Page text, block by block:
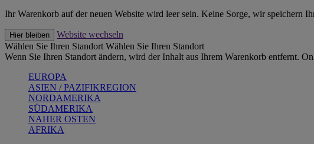
Ihr Warenkorb auf der neuen Website wird leer sein. Keine Sorge, wir speichern
Hier bleiben
Website wechseln
Wählen Sie Ihren Standort Wählen Sie Ihren Standort
Wenn Sie Ihren Standort ändern, wird der Inhalt aus Ihrem Warenkorb entfernt.
EUROPA
ASIEN / PAZIFIKREGION
NORDAMERIKA
SÜDAMERIKA
NAHER OSTEN
AFRIKA